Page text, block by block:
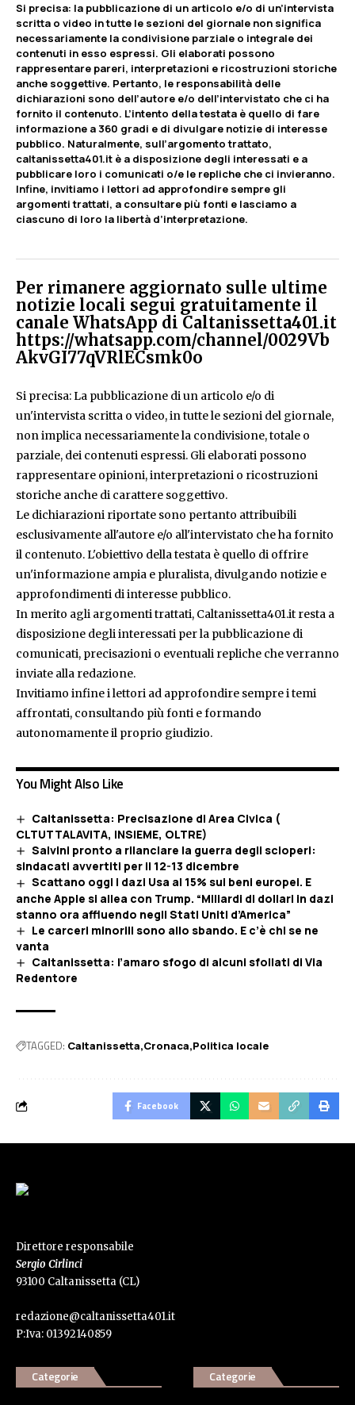
Si precisa: la pubblicazione di un articolo e/o di un’intervista
scritta o video in tutte le sezioni del giornale non significa
necessariamente la condivisione parziale o integrale dei
contenuti in esso espressi. Gli elaborati possono
rappresentare pareri, interpretazioni e ricostruzioni storiche
anche soggettive. Pertanto, le responsabilità delle
dichiarazioni sono dell’autore e/o dell’intervistato che ci ha
fornito il contenuto. L’intento della testata è quello di fare
informazione a 360 gradi e di divulgare notizie di interesse
pubblico. Naturalmente, sull’argomento trattato,
caltanissetta401.it è a disposizione degli interessati e a
pubblicare loro i comunicati o/e le repliche che ci invieranno.
Infine, invitiamo i lettori ad approfondire sempre gli
argomenti trattati, a consultare più fonti e lasciamo a
ciascuno di loro la libertà d’interpretazione.
Per rimanere aggiornato sulle ultime
notizie locali segui gratuitamente il
canale WhatsApp di Caltanissetta401.it
https://whatsapp.com/channel/0029Vb
AkvGI77qVRlECsmk0o
Si precisa: La pubblicazione di un articolo e/o di
un'intervista scritta o video, in tutte le sezioni del giornale,
non implica necessariamente la condivisione, totale o
parziale, dei contenuti espressi. Gli elaborati possono
rappresentare opinioni, interpretazioni o ricostruzioni
storiche anche di carattere soggettivo.
Le dichiarazioni riportate sono pertanto attribuibili
esclusivamente all'autore e/o all'intervistato che ha fornito
il contenuto. L'obiettivo della testata è quello di offrire
un'informazione ampia e pluralista, divulgando notizie e
approfondimenti di interesse pubblico.
In merito agli argomenti trattati, Caltanissetta401.it resta a
disposizione degli interessati per la pubblicazione di
comunicati, precisazioni o eventuali repliche che verranno
inviate alla redazione.
Invitiamo infine i lettori ad approfondire sempre i temi
affrontati, consultando più fonti e formando
autonomamente il proprio giudizio.
You Might Also Like
Caltanissetta: Precisazione di Area Civica (
CLTUTTALAVITA, INSIEME, OLTRE)
Salvini pronto a rilanciare la guerra degli scioperi:
sindacati avvertiti per il 12-13 dicembre
Scattano oggi i dazi Usa al 15% sui beni europei. E
anche Apple si allea con Trump. “Miliardi di dollari in dazi
stanno ora affluendo negli Stati Uniti d’America”
Le carceri minorili sono allo sbando. E c’è chi se ne
vanta
Caltanissetta: l’amaro sfogo di alcuni sfollati di Via
Redentore
TAGGED: Caltanissetta Cronaca Politica locale
Facebook
Direttore responsabile
Sergio Cirlinci
93100 Caltanissetta (CL)
redazione@caltanissetta401.it
P:Iva: 01392140859
Categorie Categorie